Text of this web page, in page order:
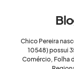
Chico Pereira
10548) possui
Comércio, Folha